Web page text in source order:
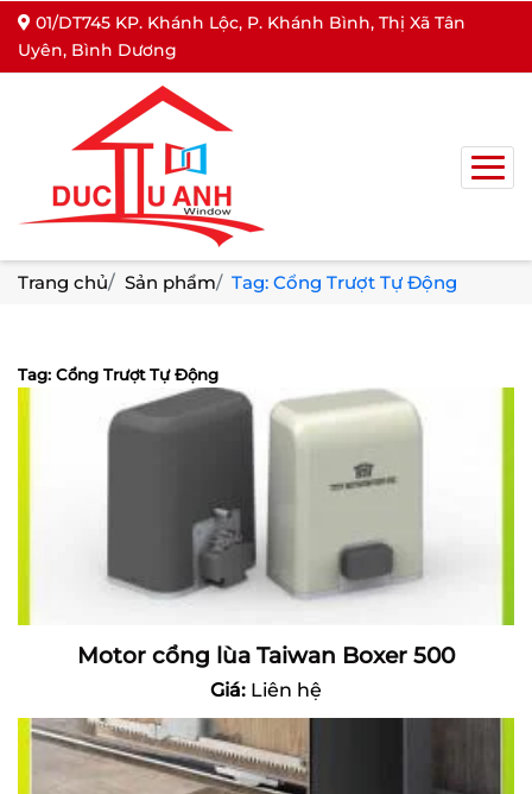
01/DT745 KP. Khánh Lộc, P. Khánh Bình, Thị Xã Tân
Uyên, Bình Dương
Trang chủ Sản phẩm Tag: Cổng Trượt Tự Động
Tag: Cổng Trượt Tự Động
Motor cổng lùa Taiwan Boxer 500
Giá: Liên hệ